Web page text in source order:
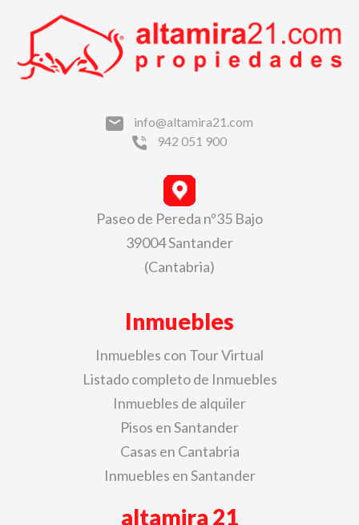
info@altamira21.com
942 051 900
Paseo de Pereda nº35 Bajo
39004 Santander
(Cantabria)
Inmuebles
Inmuebles con Tour Virtual
Listado completo de Inmuebles
Inmuebles de alquiler
Pisos en Santander
Casas en Cantabria
Inmuebles en Santander
altamira 21